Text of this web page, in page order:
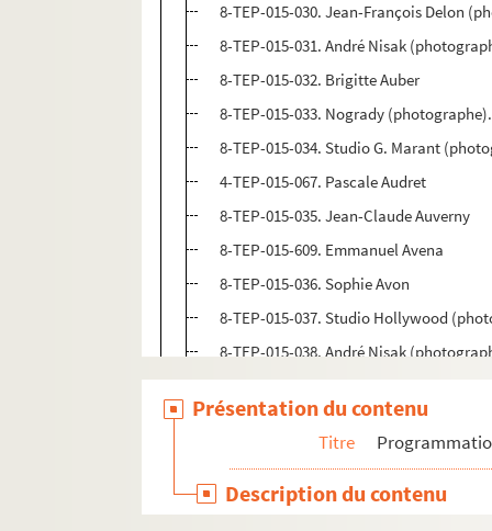
8-TEP-015-030. Jean-François Delon
8-TEP-015-031. André Nisak
8-TEP-015-032. Brigitte Auber
8-TEP-015-033. Nogrady
8-TEP-015-034. Studio G. Marant
4-TEP-015-067. Pascale Audret
8-TEP-015-035. Jean-Claude Auverny
8-TEP-015-609. Emmanuel Avena
8-TEP-015-036. Sophie Avon
8-TEP-015-037. Studio Hollywood
8-TEP-015-038. André Nisak
8-TEP-015-652. Roland Bailly
4-TEP-015-068. Francette Levieux
8-TEP-015-039. Jean-Claude Barbier
8-TEP-015-040. André Nisak
8-TEP-015-041. Luc Barney
Présentation du contenu
Titre
Description du contenu